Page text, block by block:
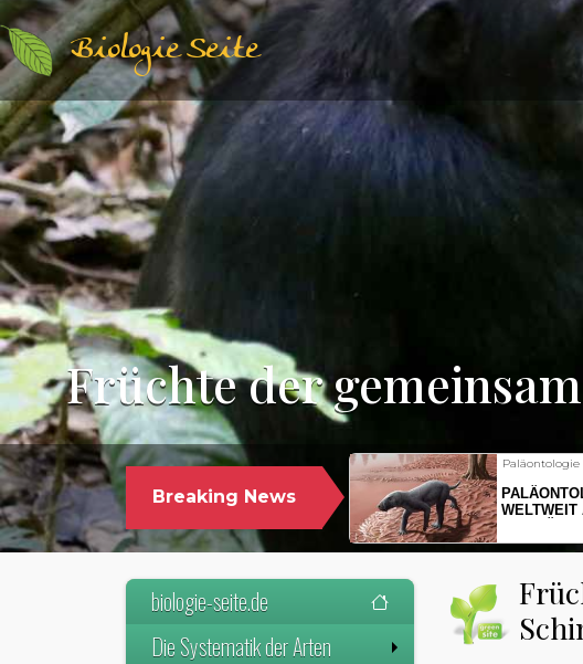
Biologie Seite
Früchte der
Breaking News
Fischkunde |
biologie-seite.de
Die Systematik der Arten